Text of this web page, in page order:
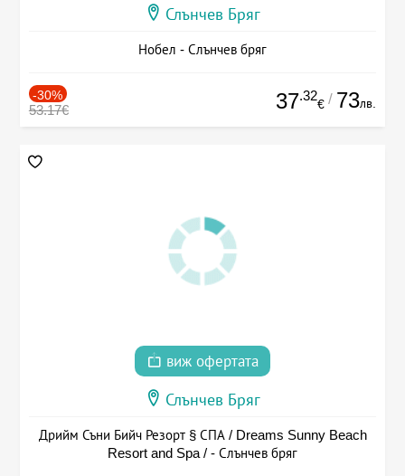
Слънчев Бряг
Нобел - Слънчев бряг
-30%
53.17€ 37.32
€ / 73лв.
виж офертата
Слънчев Бряг
Дрийм Съни Бийч Резорт § СПА / Dreams Sunny Beach
Resort and Spa / - Слънчев бряг